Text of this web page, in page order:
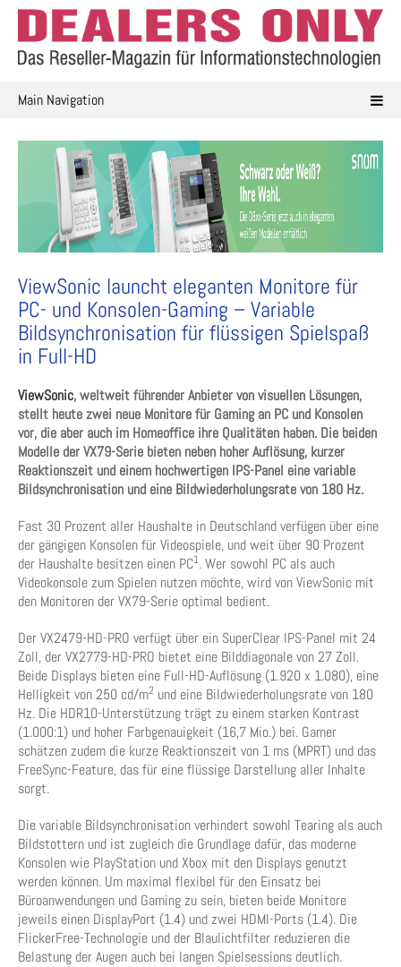
Skip
content
Main Navigation
ViewSonic launcht eleganten Monitore für
PC- und Konsolen-Gaming – Variable
Bildsynchronisation für flüssigen Spielspaß
in Full-HD
ViewSonic, weltweit führender Anbieter von visuellen Lösungen,
stellt heute zwei neue Monitore für Gaming an PC und Konsolen
vor, die aber auch im Homeoffice ihre Qualitäten haben. Die beiden
Modelle der VX79-Serie bieten neben hoher Auflösung, kurzer
Reaktionszeit und einem hochwertigen IPS-Panel eine variable
Bildsynchronisation und eine Bildwiederholungsrate von 180 Hz.
Fast 30 Prozent aller Haushalte in Deutschland verfügen über eine
der gängigen Konsolen für Videospiele, und weit über 90 Prozent
der Haushalte besitzen einen PC1. Wer sowohl PC als auch
Videokonsole zum Spielen nutzen möchte, wird von ViewSonic mit
den Monitoren der VX79-Serie optimal bedient.
Der VX2479-HD-PRO verfügt über ein SuperClear IPS-Panel mit 24
Zoll, der VX2779-HD-PRO bietet eine Bilddiagonale von 27 Zoll.
Beide Displays bieten eine Full-HD-Auflösung (1.920 x 1.080), eine
Helligkeit von 250 cd/m2 und eine Bildwiederholungsrate von 180
Hz. Die HDR10-Unterstützung trägt zu einem starken Kontrast
(1.000:1) und hoher Farbgenauigkeit (16,7 Mio.) bei. Gamer
schätzen zudem die kurze Reaktionszeit von 1 ms (MPRT) und das
FreeSync-Feature, das für eine flüssige Darstellung aller Inhalte
sorgt.
Die variable Bildsynchronisation verhindert sowohl Tearing als auch
Bildstottern und ist zugleich die Grundlage dafür, das moderne
Konsolen wie PlayStation und Xbox mit den Displays genutzt
werden können. Um maximal flexibel für den Einsatz bei
Büroanwendungen und Gaming zu sein, bieten beide Monitore
jeweils einen DisplayPort (1.4) und zwei HDMI-Ports (1.4). Die
FlickerFree-Technologie und der Blaulichtfilter reduzieren die
Belastung der Augen auch bei langen Spielsessions deutlich.